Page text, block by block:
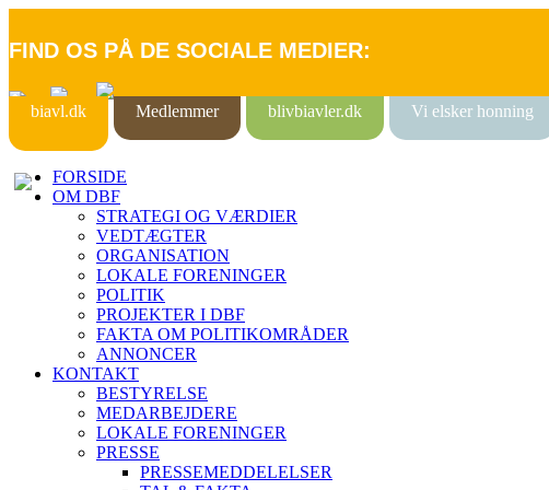
FIND OS PÅ DE SOCIALE MEDIER:
biavl.dk Medlemmer blivbiavler.dk Vi elsker honning
FORSIDE
OM DBF
STRATEGI OG VÆRDIER
VEDTÆGTER
ORGANISATION
LOKALE FORENINGER
POLITIK
PROJEKTER I DBF
FAKTA OM POLITIKOMRÅDER
ANNONCER
KONTAKT
BESTYRELSE
MEDARBEJDERE
LOKALE FORENINGER
PRESSE
PRESSEMEDDELELSER